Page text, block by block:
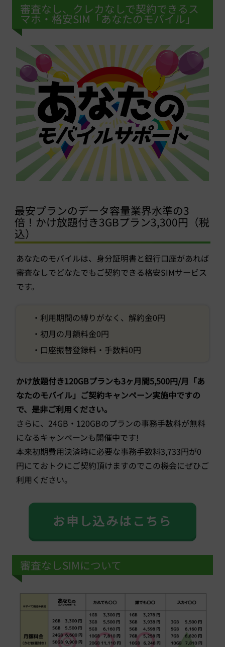
審査なし、クレカなしで契約できるス
マホ・格安SIM「あなたのモバイル」
最安プランのデータ容量業界水準の3
倍！かけ放題付き3GBプラン3,300円（税
込）
あなたのモバイルは、身分証明書と銀行口座があれば
審査なしでどなたでもご契約できる格安SIMサービス
です。
・利用期間の縛りがなく、解約金0円
・初月の月額料金0円
・口座振替登録料・手数料0円
かけ放題付き120GBプランも3ヶ月間5,500円/月「あ
なたのモバイル」ご契約キャンペーン実施中ですの
で、是非ご利用ください。
さらに、24GB・120GBのプランの事務手数料が無料
になるキャンペーンも開催中です!
本来初期費用決済時に必要な事務手数料3,733円が0
円にておトクにご契約頂けますのでこの機会にぜひご
利用ください。
お申し込みはこちら
審査なしSIMについて